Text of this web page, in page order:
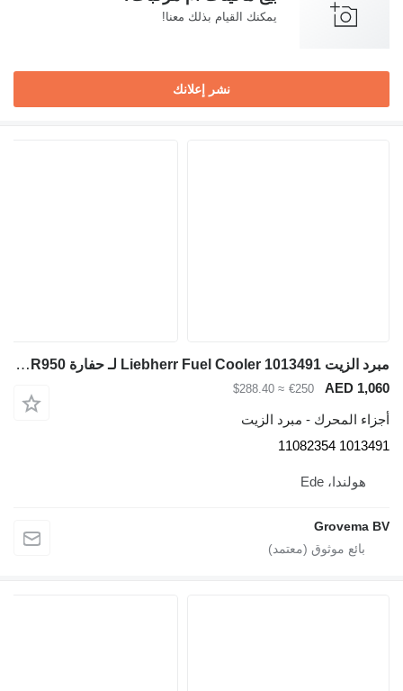
يمكنك القيام بذلك معنا!
مبرد الزيت Liebherr Fuel Cooler 1013491 لـ حفارة Liebherr R936 LC/R936 NLC/R946 LC/R946 LC-V/R946 NLC/R946 S-HD/R950 LC-V/R950 S-HD/R950
€250
≈ $288.40
- مبرد الزيت